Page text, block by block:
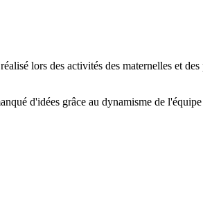
lors des activités des maternelles et
d'idées grâce au dynamisme de